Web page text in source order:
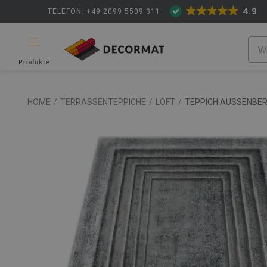
TELEFON: +49 2099 5509 311 4.9
Produkte
HOME / TERRASSENTEPPICHE / LOFT / TEPPICH